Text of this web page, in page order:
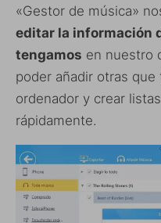
«Gestor de música»
editar la información
tengamos en nuestro
poder añadir otras
ordenador y crear
rápidamente.